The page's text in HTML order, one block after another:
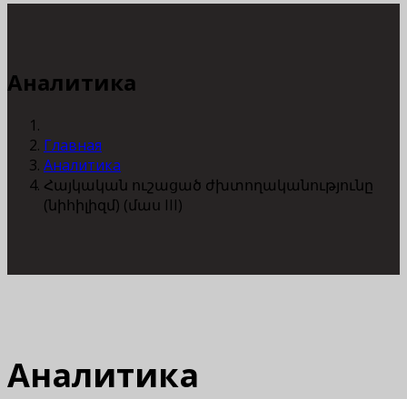
Аналитика
Главная
Аналитика
Հայկական ուշացած ժխտողականությունը
(նիհիլիզմ) (մաս III)
Аналитика